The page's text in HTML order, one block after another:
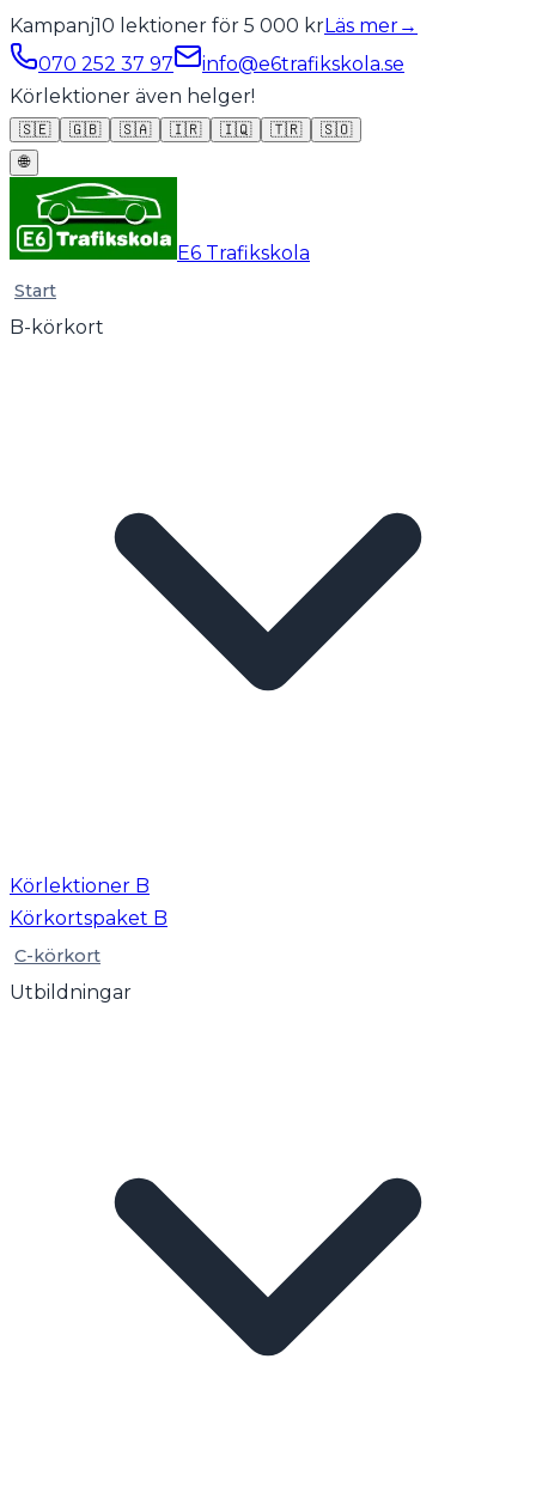
Kampanj10 lektioner för 5 000 krLäs mer→
070 252 37 97
info@e6trafikskola.se
Körlektioner även helger!
🇸🇪 🇬🇧 🇸🇦 🇮🇷 🇮🇶 🇹🇷
🇸🇴
🌐
E6 Trafikskola
Start
B-körkort
Körlektioner B
Körkortspaket B
C-körkort
Utbildningar